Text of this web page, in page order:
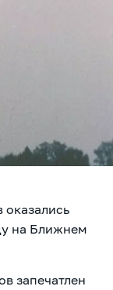
на Ближнем
запечатлен